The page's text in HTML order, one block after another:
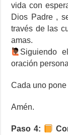
vida con
Dios Padre ,
través de las
amas.
Siguiendo
oración
Cada uno
Amén.
Paso 4: